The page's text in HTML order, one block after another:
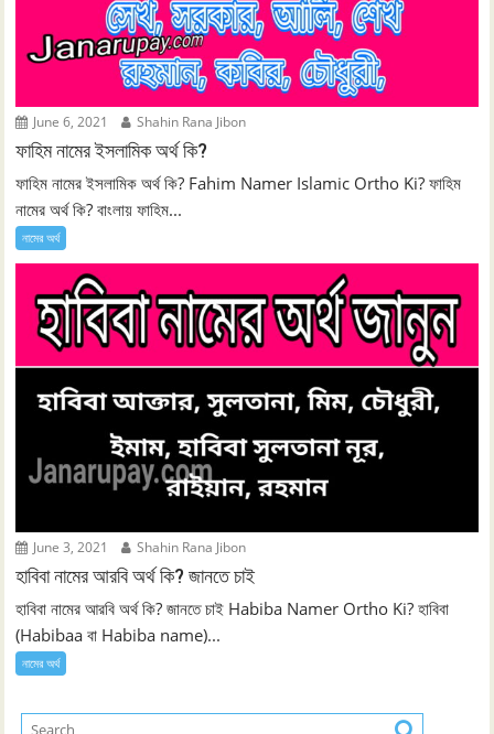
June 6, 2021 Shahin Rana Jibon
ফাহিম নামের ইসলামিক অর্থ কি?
ফাহিম নামের ইসলামিক অর্থ কি? Fahim Namer Islamic Ortho Ki? ফাহিম
নামের অর্থ কি? বাংলায় ফাহিম...
নামের অর্থ
June 3, 2021 Shahin Rana Jibon
হাবিবা নামের আরবি অর্থ কি? জানতে চাই
হাবিবা নামের আরবি অর্থ কি? জানতে চাই Habiba Namer Ortho Ki? হাবিবা
(Habibaa বা Habiba name)...
নামের অর্থ